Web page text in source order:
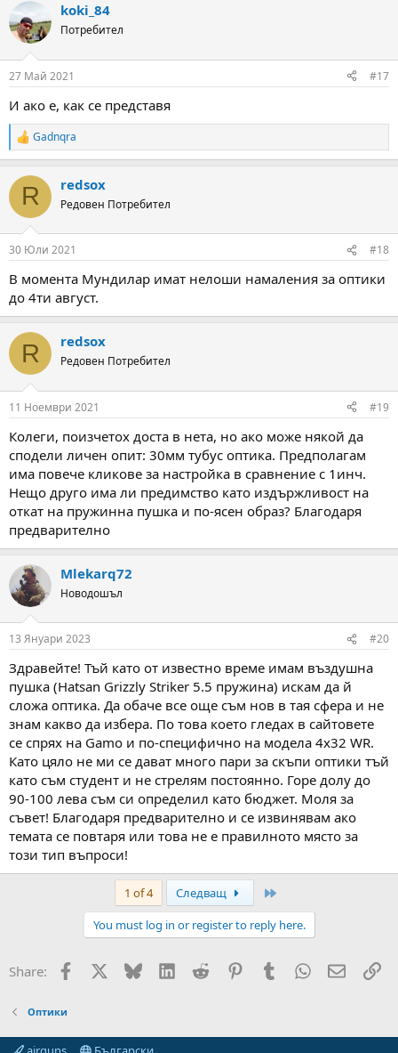
c
t
i
s
koki_84
Потребител
27 Май 2021 #17
И ако е, как се представя
R
e
c
i
s
Gadnqra
R redsox
Редовен Потребител
30 Юли 2021 #18
В момента Мундилар имат нелоши намаления за оптики
до 4ти август.
R redsox
Редовен Потребител
11 Ноември 2021 #19
Колеги, поизчетох доста в нета, но ако може някой да
сподели личен опит: 30мм тубус оптика. Предполагам
има повече кликове за настройка в сравнение с 1инч.
Нещо друго има ли предимство като издържливост на
откат на пружинна пушка и по-ясен образ? Благодаря
предварително
Mlekarq72
Новодошъл
13 Януари 2023 #20
Здравейте! Тъй като от известно време имам въздушна
пушка (Hatsan Grizzly Striker 5.5 пружина) искам да й
сложа оптика. Да обаче все още съм нов в тая сфера и не
знам какво да избера. По това което гледах в сайтовете
се спрях на Gamo и по-специфично на модела 4x32 WR.
Като цяло не ми се дават много пари за скъпи оптики тъй
като съм студент и не стрелям постоянно. Горе долу до
90-100 лева съм си определил като бюджет. Моля за
съвет! Благодаря предварително и се извинявам ако
темата се повтаря или това не е правилното място за
този тип въпроси!
1 of 4 Следващ
You must log in or register to reply here.
Share: Facebook Bluesky LinkedInReddit PinterestTumblrWhatsApp
Email
Оптики